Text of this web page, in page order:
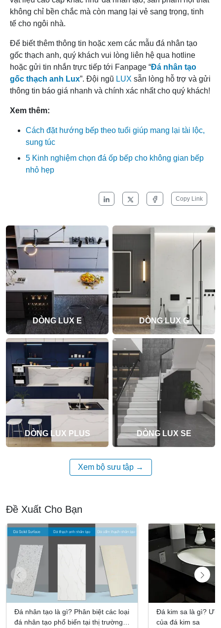
không chỉ bền chắc mà còn mang lại vẻ sang trọng, tinh
tế cho ngôi nhà.
Để biết thêm thông tin hoặc xem các mẫu đá nhân tạo
gốc thạch anh, quý khách vui lòng liên hệ qua hotline
hoặc gửi tin nhắn trực tiếp tới Fanpage “Đá nhân tạo
gốc thạch anh Lux”. Đội ngũ LUX sẵn lòng hỗ trợ và gửi
thông tin báo giá nhanh và chính xác nhất cho quý khách!
Xem thêm:
Cách đặt hướng bếp theo tuổi giúp mang lại tài lộc,
sung túc
5 Kinh nghiệm chọn đá ốp bếp cho không gian bếp
nhỏ hẹp
Copy Link
DÒNG LUX E DÒNG LUX G
DÒNG LUX PLUS DÒNG LUX SE
Xem bộ sưu tập
Đề Xuất Cho Bạn
Đá nhân tạo là gì? Phân biệt các loại
đá nhân tạo phổ biến tại thị trường
Đá kim sa là gì? Ưu
của đá kim sa